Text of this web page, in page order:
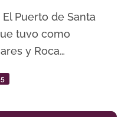
tuvo como
y Roca…